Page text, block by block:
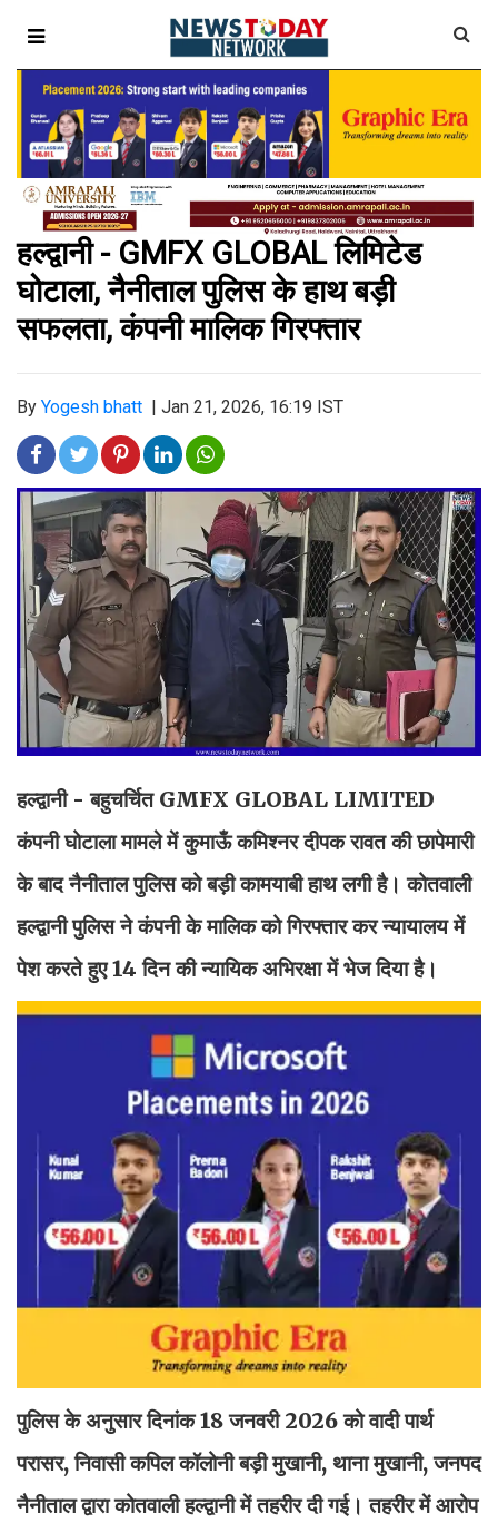
हल्द्वानी - GMFX GLOBAL लिमिटेड
घोटाला, नैनीताल पुलिस के हाथ बड़ी
सफलता, कंपनी मालिक गिरफ्तार
By Yogesh bhatt Jan 21, 2026, 16:19 IST
हल्द्वानी - बहुचर्चित GMFX GLOBAL LIMITED
कंपनी घोटाला मामले में कुमाऊँ कमिश्नर दीपक रावत की छापेमारी
के बाद नैनीताल पुलिस को बड़ी कामयाबी हाथ लगी है। कोतवाली
हल्द्वानी पुलिस ने कंपनी के मालिक को गिरफ्तार कर न्यायालय में
पेश करते हुए 14 दिन की न्यायिक अभिरक्षा में भेज दिया है।
पुलिस के अनुसार दिनांक 18 जनवरी 2026 को वादी पार्थ
परासर, निवासी कपिल कॉलोनी बड़ी मुखानी, थाना मुखानी, जनपद
नैनीताल द्वारा कोतवाली हल्द्वानी में तहरीर दी गई। तहरीर में आरोप